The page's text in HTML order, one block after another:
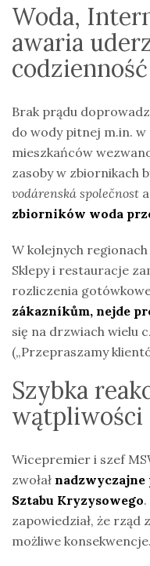
Woda,
awaria
codzienność
Brak prądu
do wody pitnej m.in.
mieszkańców
zasoby w zbiornikach
vodárenská společnost
zbiorników woda
W kolejnych
Sklepy i restauracje
rozliczenia
zákazníkům, nejde
się na drzwiach wielu
(„Przepraszamy
Szybka
wątpliwości
Wicepremier i szef
zwołał nadzwyczajne
Sztabu Kryzysowego
zapowiedział, że rząd
możliwe konsekwencje.